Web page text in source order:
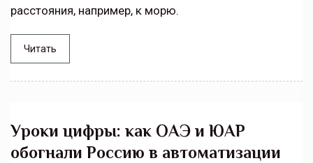
расстояния, например, к морю.
Читать
Уроки цифры: как ОАЭ и ЮАР
обогнали Россию в автоматизации